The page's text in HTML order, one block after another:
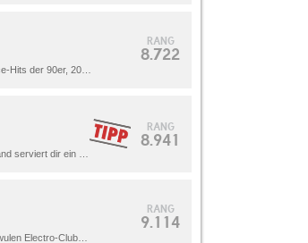
RANG
8.722
RANG
8.941
RANG
9.114